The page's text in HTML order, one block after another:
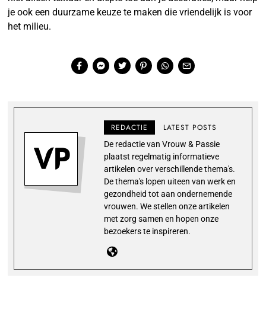
je ook een duurzame keuze te maken die vriendelijk is voor
het milieu.
REDACTIE LATEST POSTS
De redactie van Vrouw & Passie
plaatst regelmatig informatieve
artikelen over verschillende thema's.
De thema's lopen uiteen van werk en
gezondheid tot aan ondernemende
vrouwen. We stellen onze artikelen
met zorg samen en hopen onze
bezoekers te inspireren.